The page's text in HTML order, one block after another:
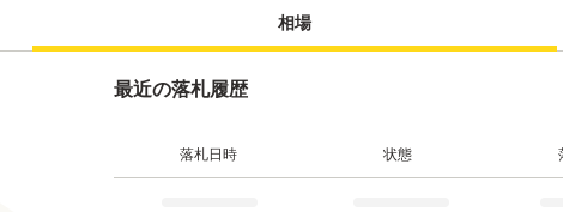
相場
最近の落札履歴
落札日時 状態